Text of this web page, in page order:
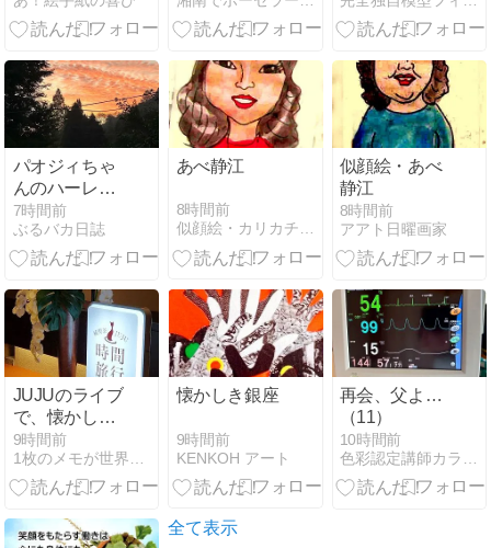
10日描く
ンフィニロー
なら果敢かつ
人男が女の子
にキャー言わ
れながらちん
こビンビンで
勇敢なkホップ
整形部隊が迎
え撃つなど淫
夢をしてるが
パオジィちゃ
んのハーレ
ム〜笑
7時間前
ぶるバカ日誌
あべ静江
8時間前
似顔絵・カリカチュアhikarikokoroのblog
似顔絵・あべ
静江
8時間前
アアト日曜画家
JUJUのライブ
で、懐かしい
瞬間にタイム
スリップ
9時間前
1枚のメモが世界を変えた
懐かしき銀座
9時間前
KENKOH アート
再会、父よ…
（11）
10時間前
色彩認定講師カラリスト近藤正憲
全て表示